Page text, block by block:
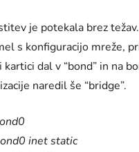
je potekala brez
s konfiguracijo mreže,
kartici dal v “bond” in na
naredil še “bridge”.
inet static